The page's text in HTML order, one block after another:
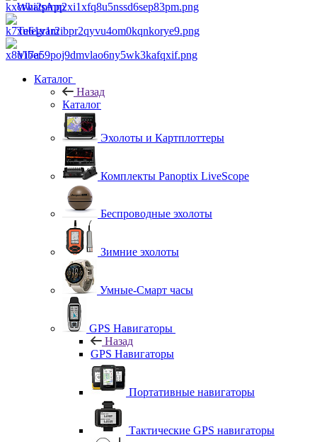
WhatsApp
Telegram
Viber
Каталог
Назад
Каталог
Эхолоты и Картплоттеры
Комплекты Panoptix LiveScope
Беспроводные эхолоты
Зимние эхолоты
Умные-Смарт часы
GPS Навигаторы
Назад
GPS Навигаторы
Портативные навигаторы
Тактические GPS навигаторы